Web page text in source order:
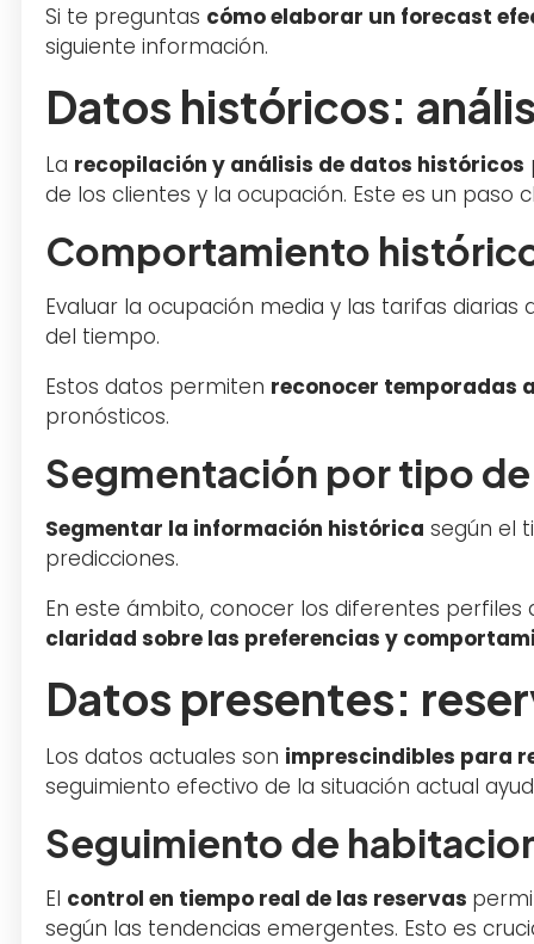
Si te preguntas cómo elaborar un forecast
siguiente información.
Datos históricos:
La recopilación y análisis de datos históricos
de los clientes y la ocupación. Este es un
Comportamiento
Evaluar la ocupación media y las tarifas
del tiempo.
Estos datos permiten reconocer temporadas
pronósticos.
Segmentación por tipo
Segmentar la información histórica según el
predicciones.
En este ámbito, conocer los diferentes
claridad sobre las preferencias y
Datos presentes:
Los datos actuales son imprescindibles para
seguimiento efectivo de la situación actual
Seguimiento de
El control en tiempo real de las reservas
según las tendencias emergentes. Esto es